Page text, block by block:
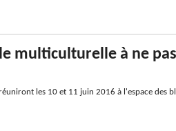
multiculturelle à ne
les 10 et 11 juin 2016 à l'espace des